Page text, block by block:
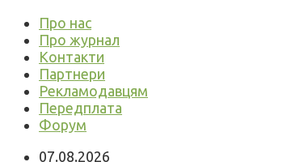
Про нас
Про журнал
Контакти
Партнери
Рекламодавцям
Передплата
Форум
07.08.2026